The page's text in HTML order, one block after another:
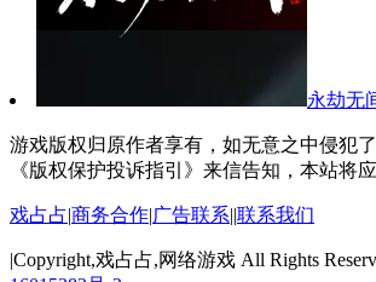
永劫无
游戏版权归原作者享有，如无意之中侵犯
《版权保护投诉指引》来信告知，本站将
戏占占|商务合作|广告联系||联系我们
|Copyright,戏占占,网络游戏 All Rights